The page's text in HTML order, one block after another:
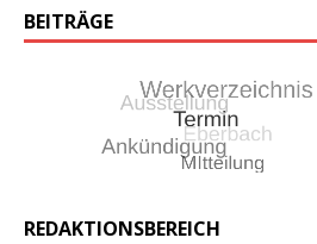
BEITRÄGE
REDAKTIONSBEREICH